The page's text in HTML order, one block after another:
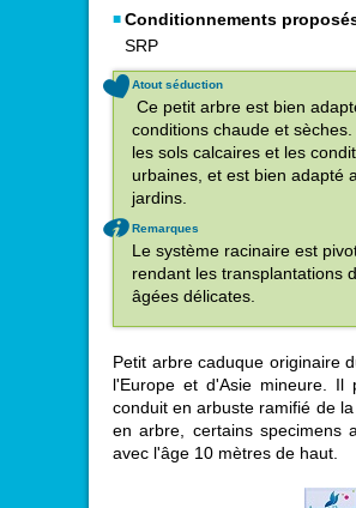
Conditionnements
SRP
Atout séduction
Ce petit arbre est bien
conditions chaude et
les sols calcaires et les
urbaines, et est bien adapté
jardins.
Remarques
Le système racinaire est
rendant les transplantations
âgées délicates.
Petit arbre caduque originaire
l'Europe et d'Asie mineure. Il
conduit en arbuste ramifié de
en arbre, certains specimens
avec l'âge 10 mètres de haut.